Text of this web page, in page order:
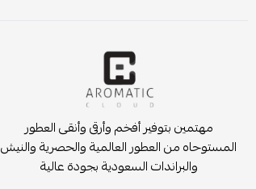
مهتمين بتوفير أفخم وأرقى وأنقى العطور
المستوحاه من العطور العالمية والحصرية والنيش
والبراندات السعودية بجودة عالية